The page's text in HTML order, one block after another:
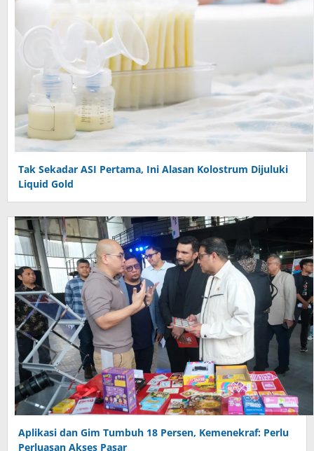
Tak Sekadar ASI Pertama, Ini Alasan Kolostrum Dijuluki
Liquid Gold
Aplikasi dan Gim Tumbuh 18 Persen, Kemenekraf: Perlu
Perluasan Akses Pasar